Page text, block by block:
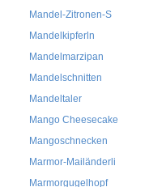
Mandel-Zitronen-S
Mandelkipferln
Mandelmarzipan
Mandelschnitten
Mandeltaler
Mango Cheesecake
Mangoschnecken
Marmor-Mailänderli
Marmorgugelhopf